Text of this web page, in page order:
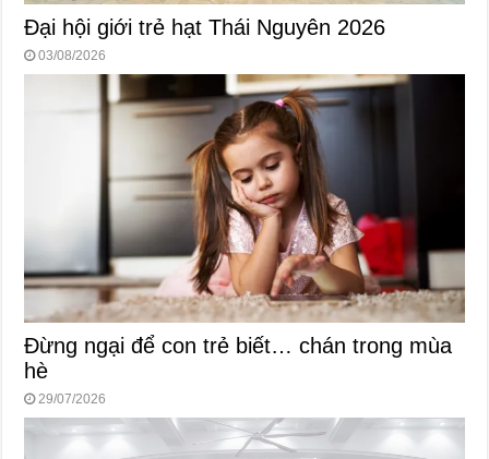
Đại hội giới trẻ hạt Thái Nguyên 2026
03/08/2026
Đừng ngại để con trẻ biết… chán trong mùa
hè
29/07/2026